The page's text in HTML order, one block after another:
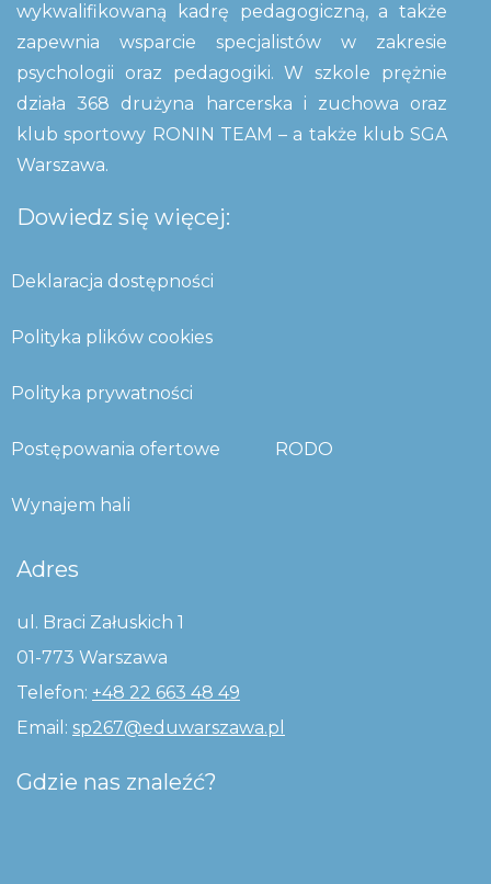
wykwalifikowaną kadrę pedagogiczną, a także
zapewnia wsparcie specjalistów w zakresie
psychologii oraz pedagogiki. W szkole prężnie
działa 368 drużyna harcerska i zuchowa oraz
klub sportowy RONIN TEAM – a także klub SGA
Warszawa.
Dowiedz się więcej:
Deklaracja dostępności
Polityka plików cookies
Polityka prywatności
Postępowania ofertowe RODO
Wynajem hali
Adres
ul. Braci Załuskich 1
01-773 Warszawa
Telefon: +48 22 663 48 49
Email: sp267@eduwarszawa.pl
Gdzie nas znaleźć?